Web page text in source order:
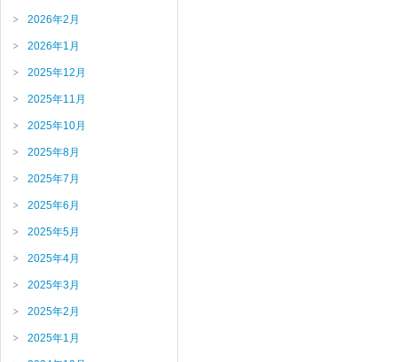
2026年2月
2026年1月
2025年12月
2025年11月
2025年10月
2025年8月
2025年7月
2025年6月
2025年5月
2025年4月
2025年3月
2025年2月
2025年1月